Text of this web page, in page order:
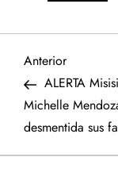
N
a
v
Entrada
anterior
Anterior
ALERTA
Michelle
desmentida sus